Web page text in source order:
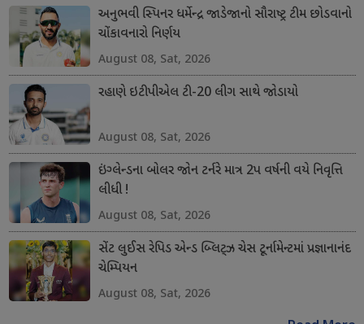
અનુભવી સ્પિનર ધર્મેન્દ્ર જાડેજાનો સૌરાષ્ટ્ર ટીમ છોડવાનો
ચોંકાવનારો નિર્ણય
August 08, Sat, 2026
રહાણે ઇટીપીએલ ટી-20 લીગ સાથે જોડાયો
August 08, Sat, 2026
ઇંગ્લેન્ડના બોલર જોન ટર્નરે માત્ર 2પ વર્ષની વયે નિવૃત્તિ
લીધી !
August 08, Sat, 2026
સેંટ લુઈસ રેપિડ એન્ડ બ્લિટ્ઝ ચેસ ટૂર્નામેન્ટમાં પ્રજ્ઞાનાનંદ
ચેમ્પિયન
August 08, Sat, 2026